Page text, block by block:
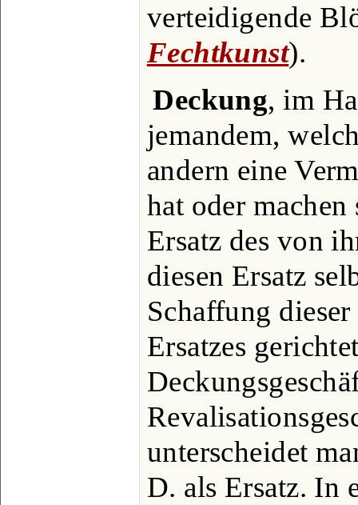
verteidigende
Fechtkunst).
Deckung, im
jemandem,
andern eine
hat oder
Ersatz des von
diesen Ersatz
Schaffung
Ersatzes
unterscheidet
D. als Ersatz. In